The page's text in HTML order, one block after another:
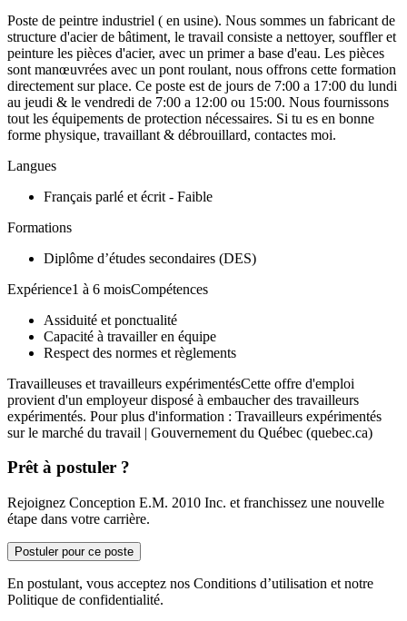
Poste de peintre industriel ( en usine). Nous sommes un fabricant de
structure d'acier de bâtiment, le travail consiste a nettoyer, souffler et
peinture les pièces d'acier, avec un primer a base d'eau. Les pièces
sont manœuvrées avec un pont roulant, nous offrons cette formation
directement sur place. Ce poste est de jours de 7:00 a 17:00 du lundi
au jeudi & le vendredi de 7:00 a 12:00 ou 15:00. Nous fournissons
tout les équipements de protection nécessaires. Si tu es en bonne
forme physique, travaillant & débrouillard, contactes moi.
Langues
Français parlé et écrit - Faible
Formations
Diplôme d’études secondaires (DES)
Expérience1 à 6 moisCompétences
Assiduité et ponctualité
Capacité à travailler en équipe
Respect des normes et règlements
Travailleuses et travailleurs expérimentésCette offre d'emploi
provient d'un employeur disposé à embaucher des travailleurs
expérimentés. Pour plus d'information : Travailleurs expérimentés
sur le marché du travail | Gouvernement du Québec (quebec.ca)
Prêt à postuler ?
Rejoignez Conception E.M. 2010 Inc. et franchissez une nouvelle
étape dans votre carrière.
Postuler pour ce poste
En postulant, vous acceptez nos Conditions d’utilisation et notre
Politique de confidentialité.